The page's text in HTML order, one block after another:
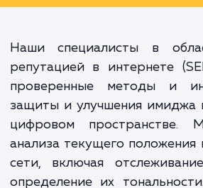
видимость в
конечном итоге
и бизнес-результаты.